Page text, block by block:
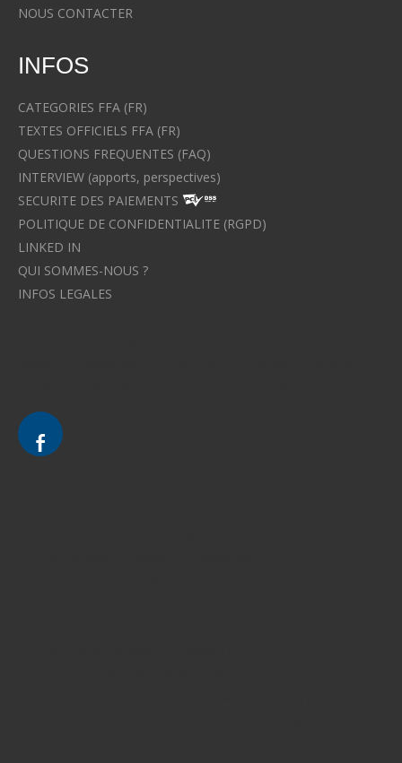
NOUS CONTACTER
INFOS
CATEGORIES FFA (FR)
TEXTES OFFICIELS FFA (FR)
QUESTIONS FREQUENTES (FAQ)
INTERVIEW (apports, perspectives)
SECURITE DES PAIEMENTS
POLITIQUE DE CONFIDENTIALITE (RGPD)
LINKED IN
QUI SOMMES-NOUS ?
INFOS LEGALES